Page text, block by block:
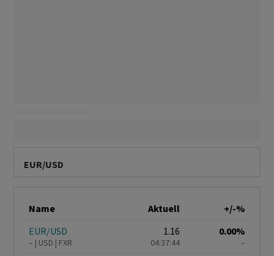
EUR/USD
Name Aktuell
+/-%
EUR/USD
– USD FXR
1.16
04:37:44
0.00%
–